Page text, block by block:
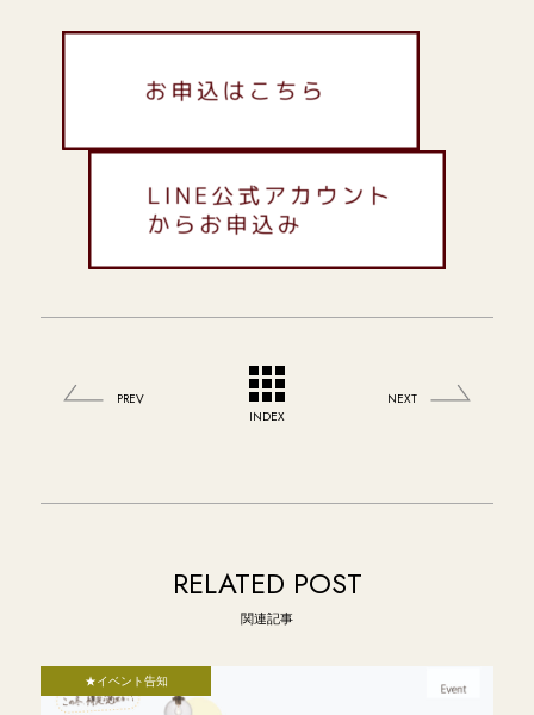
PREV
INDEX
NEXT
RELATED POST
関連記事
★イベント告知